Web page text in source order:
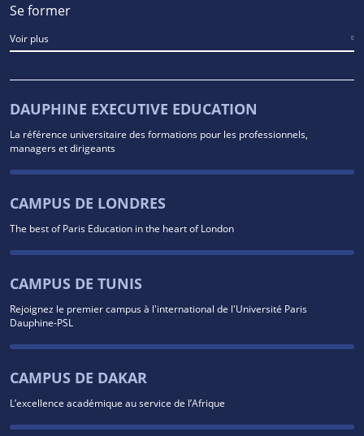
Se former
Voir plus
DAUPHINE EXECUTIVE EDUCATION
La référence universitaire des formations pour les professionnels,
managers et dirigeants
CAMPUS DE LONDRES
The best of Paris Education in the heart of London
CAMPUS DE TUNIS
Rejoignez le premier campus à l'international de l'Université Paris
Dauphine-PSL
CAMPUS DE DAKAR
L’excellence académique au service de l’Afrique